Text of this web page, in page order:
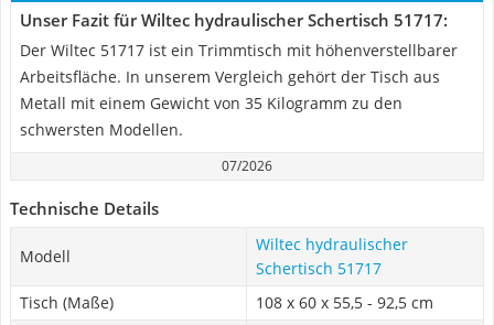
Unser Fazit für Wiltec hydraulischer Schertisch 51717:
Der Wiltec ‎51717 ist ein Trimmtisch mit höhenverstellbarer
Arbeitsfläche. In unserem Vergleich gehört der Tisch aus
Metall mit einem Gewicht von 35 Kilogramm zu den
schwersten Modellen.
07/2026
Technische Details
Modell
Wiltec hydraulischer
Schertisch 51717
Tisch (Maße)
108 x 60 x 55,5 - 92,5 cm